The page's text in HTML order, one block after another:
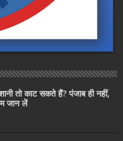
तो काट सकते हैं? पंजाब ही नहीं,
जान लें